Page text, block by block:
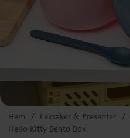
Hem Leksaker & Presenter
Hello Kitty Bento Box